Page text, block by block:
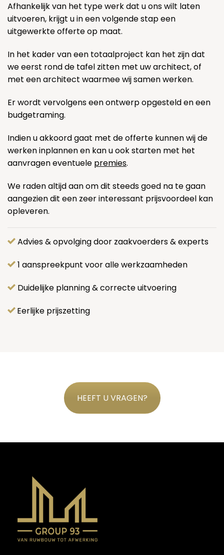
Afhankelijk van het type werk dat u ons wilt laten
uitvoeren, krijgt u in een volgende stap een
uitgewerkte offerte op maat.
In het kader van een totaalproject kan het zijn dat
we eerst rond de tafel zitten met uw architect, of
met een architect waarmee wij samen werken.
Er wordt vervolgens een ontwerp opgesteld en een
budgetraming.
Indien u akkoord gaat met de offerte kunnen wij de
werken inplannen en kan u ook starten met het
aanvragen eventuele premies.
We raden altijd aan om dit steeds goed na te gaan
aangezien dit een zeer interessant prijsvoordeel kan
opleveren.
Advies & opvolging door zaakvoerders & experts
1 aanspreekpunt voor alle werkzaamheden
Duidelijke planning & correcte uitvoering
Eerlijke prijszetting
HEEFT U VRAGEN?